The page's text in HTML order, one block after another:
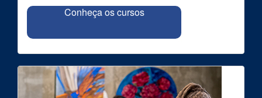
Conheça os cursos